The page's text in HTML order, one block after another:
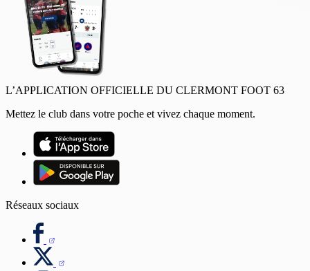
L’APPLICATION OFFICIELLE DU CLERMONT FOOT 63
Mettez le club dans votre poche et vivez chaque moment.
Réseaux sociaux